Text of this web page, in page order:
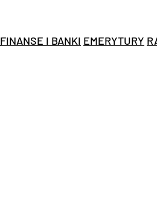
FINANSE I BANKI EMERYTURY